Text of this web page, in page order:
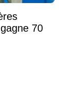
70